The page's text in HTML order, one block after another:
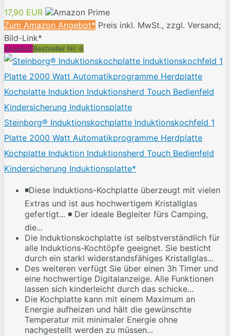
17,90 EUR
Zum Amazon Angebot* Preis inkl. MwSt., zzgl. Versand;
Bild-Link*
AngebotBestseller Nr. 6
Steinborg® Induktionskochplatte Induktionskochfeld 1
Platte 2000 Watt Automatikprogramme Herdplatte
Kochplatte Induktion Induktionsherd Touch Bedienfeld
Kindersicherung Induktionsplatte*
◾Diese Induktions-Kochplatte überzeugt mit vielen
Extras und ist aus hochwertigem Kristallglas
gefertigt... ◾ Der ideale Begleiter fürs Camping,
die...
Die Induktionskochplatte ist selbstverständlich für
alle Induktions-Kochtöpfe geeignet. Sie besticht
durch ein starkl widerstandsfähiges Kristallglas...
Des weiteren verfügt Sie über einen 3h Timer und
eine hochwertige Digitalanzeige. Alle Funktionen
lassen sich kinderleicht durch das schicke...
Die Kochplatte kann mit einem Maximum an
Energie aufheizen und hält die gewünschte
Temperatur mit minimaler Energie ohne
nachgestellt werden zu müssen...